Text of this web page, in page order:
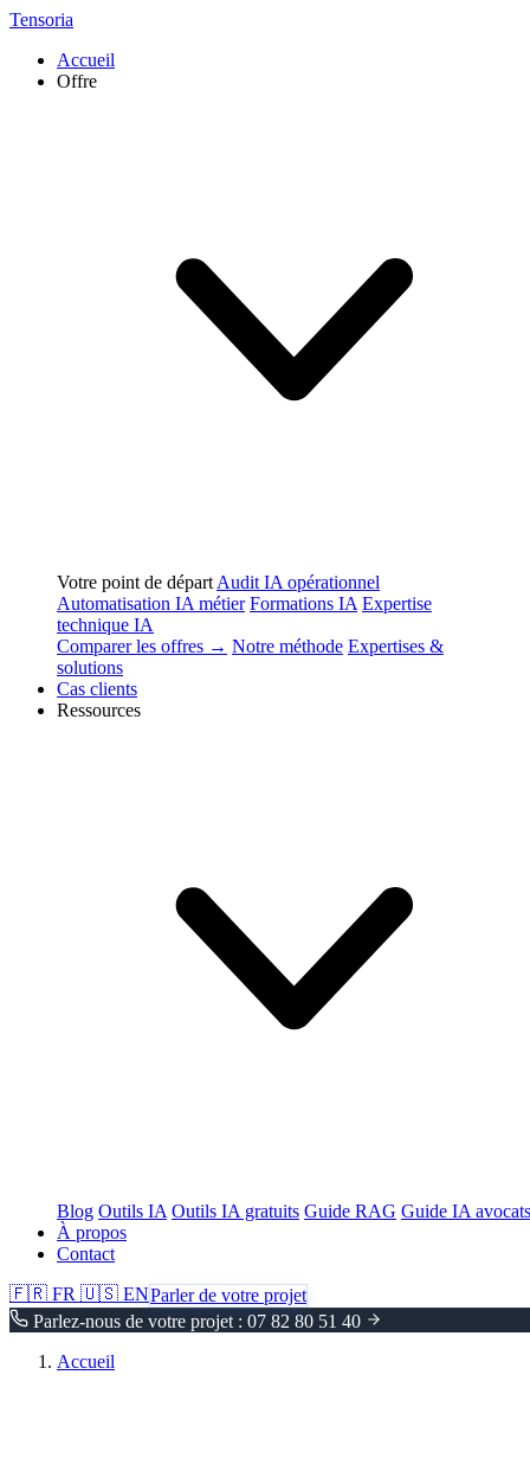
Tensoria
Accueil
Offre
Votre point de départ Audit IA opérationnel
Automatisation IA métier Formations IA Expertise
technique IA
Comparer les offres → Notre méthode Expertises &
solutions
Cas clients
Ressources
Blog Outils IA Outils IA gratuits Guide RAG Guide IA avocats
À propos
Contact
🇫🇷 FR 🇺🇸 ENParler de votre projet
Parlez-nous de votre projet : 07 82 80 51 40
Accueil